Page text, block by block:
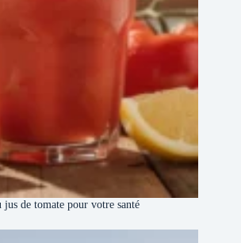
jus de tomate pour votre santé